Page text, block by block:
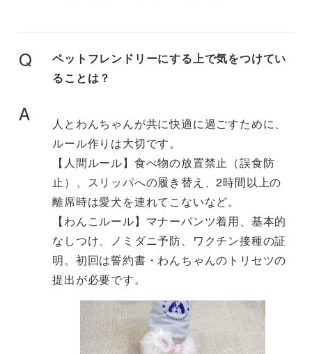
Q
ペットフレンドリーにする上で気をつけてい
ることは？
A
人とわんちゃんが共に快適に過ごすために、
ルール作りは大切です。
【人間ルール】食べ物の放置禁止（誤食防
止）、スリッパへの履き替え、2時間以上の
離席時は愛犬を連れてこないなど。
【わんこルール】マナーパンツ着用、基本的
なしつけ、ノミダニ予防、ワクチン接種の証
明。初回は誓約書・わんちゃんのトリセツの
提出が必要です。